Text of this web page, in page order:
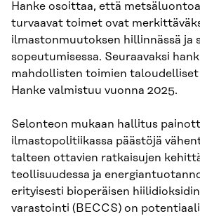
Hanke osoittaa, että
turvaavat toimet ovat
ilmastonmuutoksen hillinnässä ja
sopeutumisessa. Seuraavaksi
mahdollisten toimien
Hanke valmistuu vuonna 2025.
Selonteon mukaan hallitus
ilmastopolitiikassa päästöjä
talteen ottavien ratkaisujen
teollisuudessa ja
erityisesti bioperäisen
varastointi (BECCS) on